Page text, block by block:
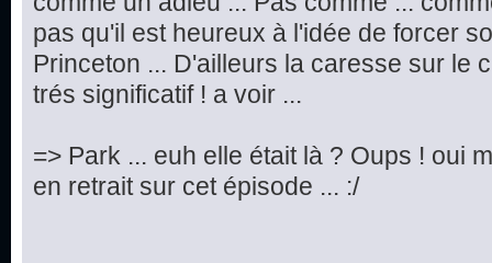
pas qu'il est heureux à l'idée de forcer
Princeton ... D'ailleurs la caresse sur le
trés significatif ! a voir ...
=> Park ... euh elle était là ? Oups ! oui
en retrait sur cet épisode ... :/